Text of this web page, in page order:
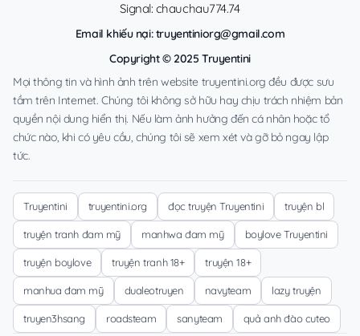
Signal: chauchau774.74
Email khiếu nại:truyentiniorg@gmail.com
Copyright © 2025 Truyentini
Mọi thông tin và hình ảnh trên website truyentini.org đều được sưu
tầm trên Internet. Chúng tôi không sở hữu hay chịu trách nhiệm bản
quyền nội dung hiển thị. Nếu làm ảnh hưởng đến cá nhân hoặc tổ
chức nào, khi có yêu cầu, chúng tôi sẽ xem xét và gỡ bỏ ngay lập
tức.
Truyentini truyentini.org đọc truyện Truyentini truyện bl
truyện tranh đam mỹ manhwa đam mỹ boylove Truyentini
truyện boylove truyện tranh 18+ truyện 18+
manhua đam mỹ dualeotruyen navyteam lazy truyện
truyen3hsang roadsteam sanyteam quả anh đào cuteo